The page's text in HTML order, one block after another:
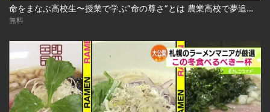
命をまなぶ高校生〜授業で学ぶ“命の尊さ”とは 農業高校で夢追う生徒たち 2024.10.29放送
無料